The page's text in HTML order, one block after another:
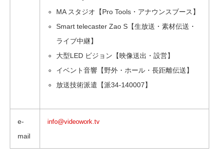
MA スタジオ【Pro Tools・アナウンスブース】
Smart telecaster Zao S【生放送・素材伝送・
ライブ中継】
大型LED ビジョン【映像送出・設営】
イベント音響【野外・ホール・長距離伝送】
放送技術派遣【派34-140007】
e-
mail
info@videowork.tv